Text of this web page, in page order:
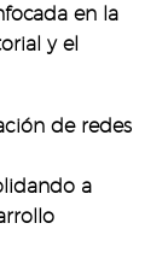
en la
y el
de redes
a